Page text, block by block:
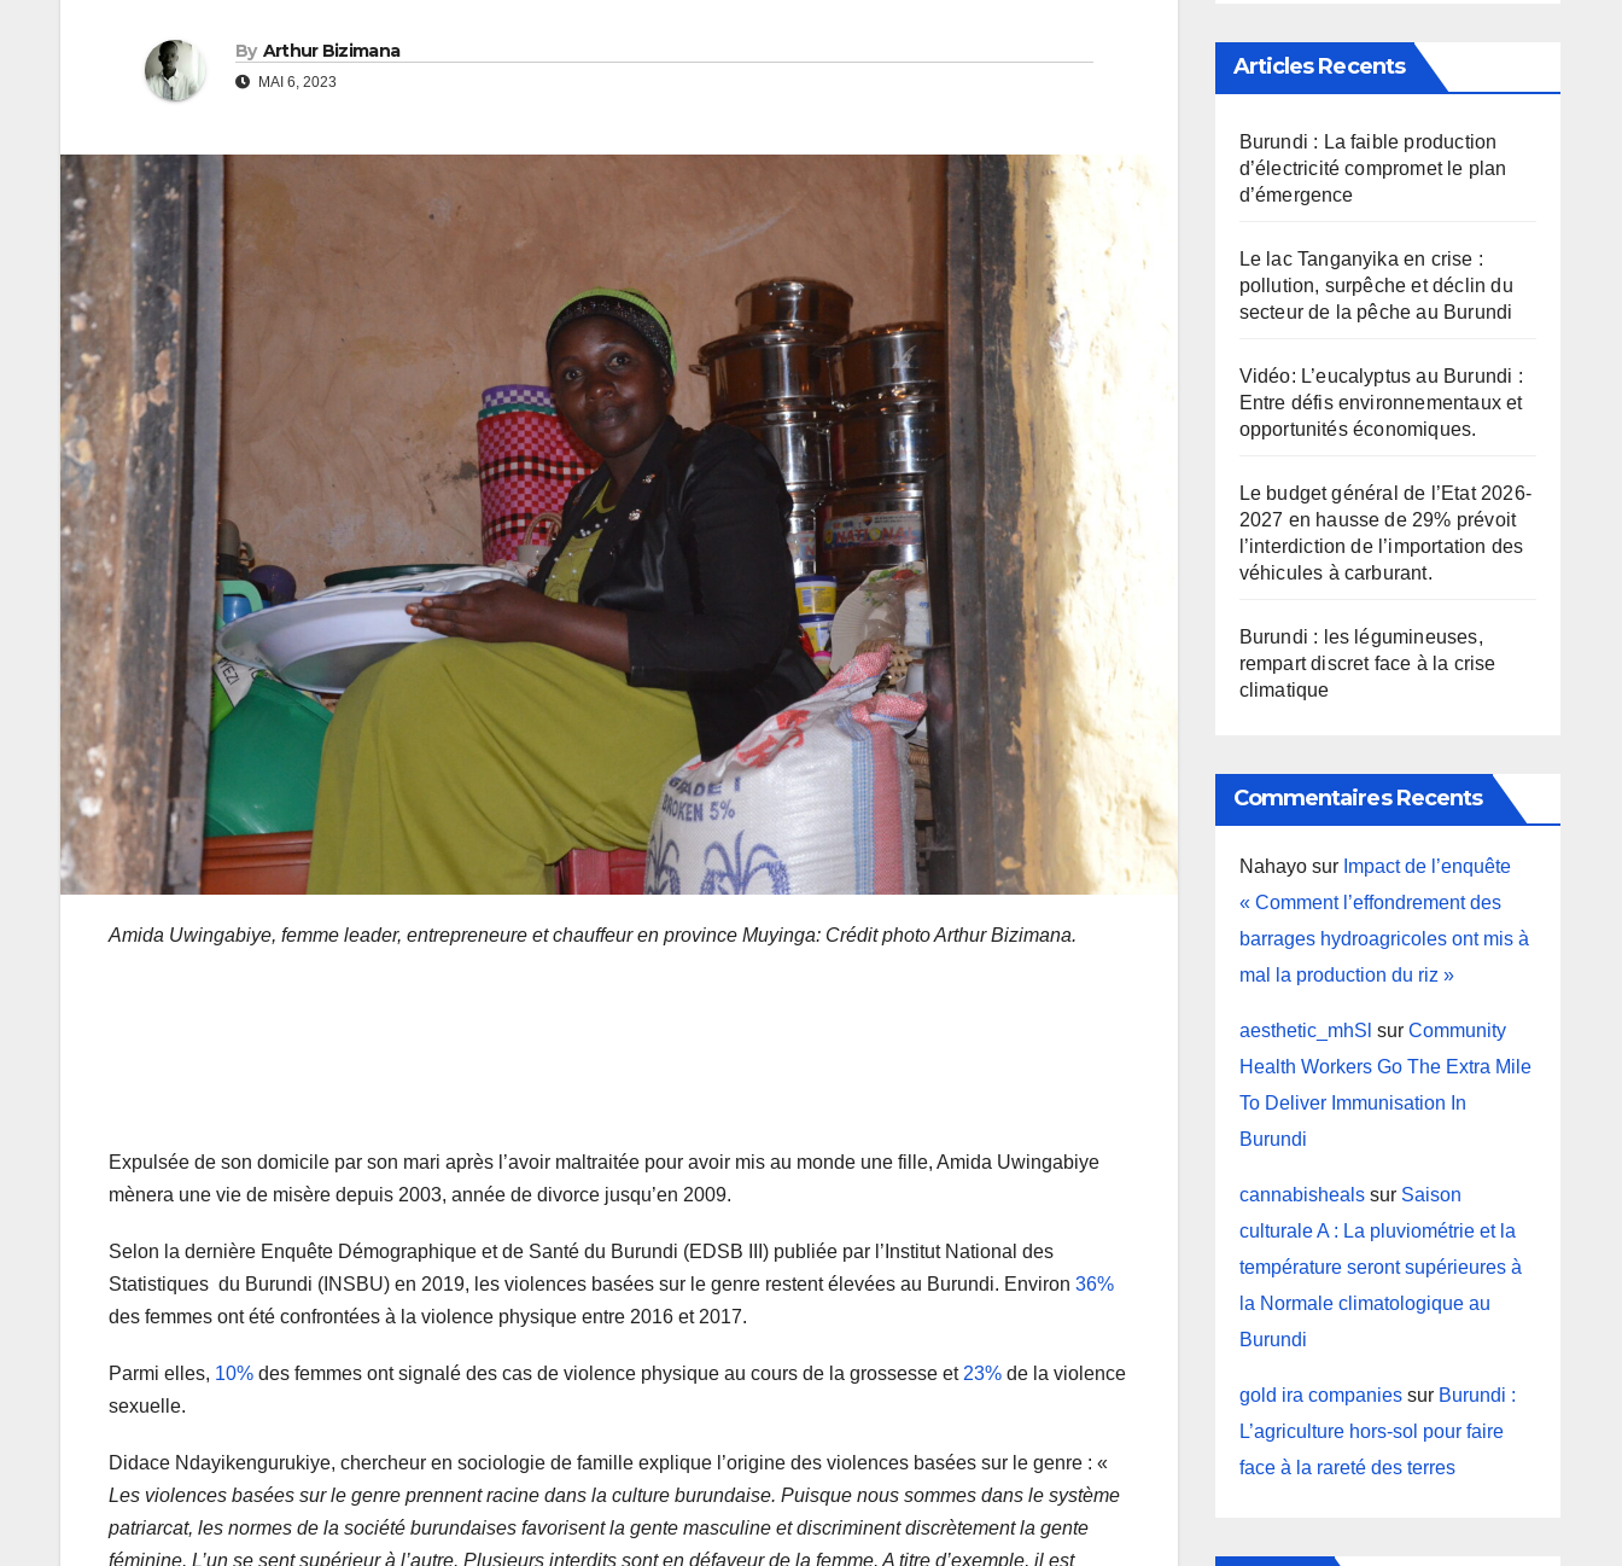
By Arthur Bizimana
MAI 6, 2023
Amida Uwingabiye, femme leader, entrepreneure et chauffeur en province Muyinga: Crédit photo Arthur Bizimana.
Expulsée de son domicile par son mari après l’avoir maltraitée pour avoir mis au monde une fille, Amida Uwingabiye
mènera une vie de misère depuis 2003, année de divorce jusqu’en 2009.
Selon la dernière Enquête Démographique et de Santé du Burundi (EDSB III) publiée par l’Institut National des
Statistiques du Burundi (INSBU) en 2019, les violences basées sur le genre restent élevées au Burundi. Environ 36%
des femmes ont été confrontées à la violence physique entre 2016 et 2017.
Parmi elles, 10% des femmes ont signalé des cas de violence physique au cours de la grossesse et 23% de la violence
sexuelle.
Didace Ndayikengurukiye, chercheur en sociologie de famille explique l’origine des violences basées sur le genre : «
Les violences basées sur le genre prennent racine dans la culture burundaise. Puisque nous sommes dans le système
patriarcat, les normes de la société burundaises favorisent la gente masculine et discriminent discrètement la gente
féminine. L’un se sent supérieur à l’autre. Plusieurs interdits sont en défaveur de la femme. A titre d’exemple, il est
Articles Recents
Burundi : La faible production
d’électricité compromet le plan
d’émergence
Le lac Tanganyika en crise :
pollution, surpêche et déclin du
secteur de la pêche au Burundi
Vidéo: L’eucalyptus au Burundi :
Entre défis environnementaux et
opportunités économiques.
Le budget général de l’Etat 2026-
2027 en hausse de 29% prévoit
l’interdiction de l’importation des
véhicules à carburant.
Burundi : les légumineuses,
rempart discret face à la crise
climatique
Commentaires Recents
Nahayosur Impact de l’enquête
« Comment l’effondrement des
barrages hydroagricoles ont mis à
mal la production du riz »
aesthetic_mhSl sur Community
Health Workers Go The Extra Mile
To Deliver Immunisation In
Burundi
cannabishealssur Saison
culturale A : La pluviométrie et la
température seront supérieures à
la Normale climatologique au
Burundi
gold ira companiessur Burundi :
L’agriculture hors-sol pour faire
face à la rareté des terres